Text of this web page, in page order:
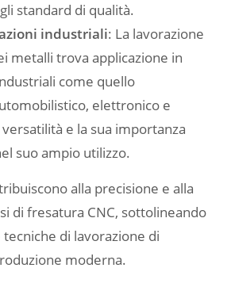
standard di qualità.
industriali: La lavorazione
metalli trova applicazione in
come quello
elettronico e
e la sua importanza
suo ampio utilizzo.
alla precisione e alla
di fresatura CNC, sottolineando
tecniche di lavorazione di
moderna.